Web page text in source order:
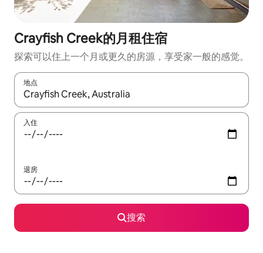
Crayfish Creek的月租住宿
探索可以住上一个月或更久的房源，享受家一般的感觉。
地点
如有搜索结果，请使用上下方向键查看，或通过点击或滑动手势
入住
退房
搜索